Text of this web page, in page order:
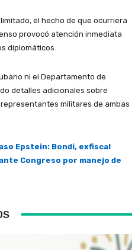
el hecho de que ocurriera
provocó atención inmediata
diplomáticos.
ni el Departamento de
detalles adicionales sobre
militares de ambas
Epstein: Bondi, exfiscal
Congreso por manejo de